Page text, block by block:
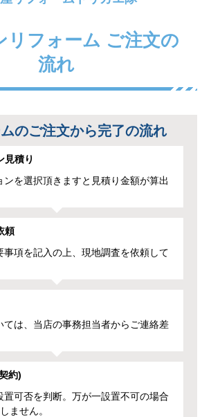
リフォーム ご注文の
流れ
のご注文から完了の流れ
見積り
ンを選択頂きますと見積り金額が算出
頼
事項を記入の上、現地調査を依頼して
ては、当店の事務担当者からご連絡差
約)
置可否を判断。万が一設置不可の場合
ません。